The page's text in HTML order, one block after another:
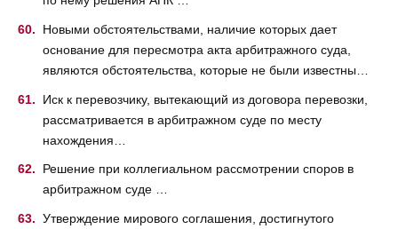
Новыми обстоятельствами, наличие которых дает
основание для пересмотра акта арбитражного суда,
являются обстоятельства, которые не были известны…
Иск к перевозчику, вытекающий из договора перевозки,
рассматривается в арбитражном суде по месту
нахождения…
Решение при коллегиальном рассмотрении споров в
арбитражном суде …
Утверждение мирового соглашения, достигнутого